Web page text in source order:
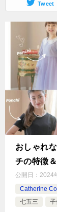
Tweet
おしゃれ
チの特徴
公開日： 2024
Catherine
七五三
子